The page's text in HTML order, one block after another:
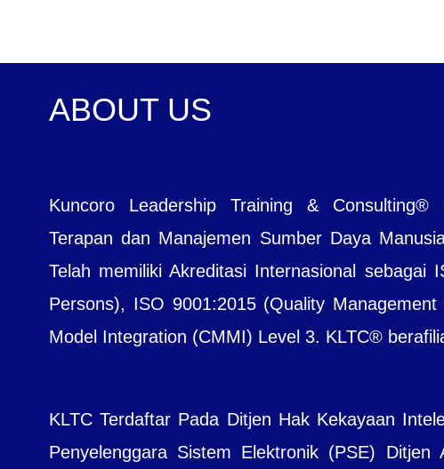
ABOUT US
Kuncoro Leadership Training & Consulting®
Terapan dan Manajemen Sumber Daya
Telah memiliki Akreditasi Internasional sebagai
Persons), ISO 9001:2015 (Quality
Model Integration (CMMI) Level 3. KLTC®
KLTC Terdaftar Pada Ditjen Hak Kekayaan
Penyelenggara Sistem Elektronik (PSE) Ditjen